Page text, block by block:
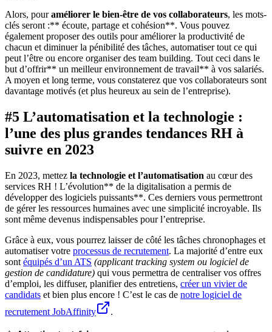
Alors, pouraméliorer le bien-être de vos collaborateurs, les mots-
clés seront :** écoute, partage et cohésion**. Vous pouvez
également proposer des outils pour améliorer la productivité de
chacun et diminuer la pénibilité des tâches, automatiser tout ce qui
peut l’être ou encore organiser des team building. Tout ceci dans le
but d’offrir** un meilleur environnement de travail** à vos salariés.
A moyen et long terme, vous constaterez que vos collaborateurs sont
davantage motivés (et plus heureux au sein de l’entreprise).
#5 L’automatisation et la technologie :
l’une des plus grandes tendances RH à
suivre en 2023
En 2023, mettez la technologie et l’automatisation au cœur des
services RH ! L’évolution** de la digitalisation a permis de
développer des logiciels puissants**. Ces derniers vous permettront
de gérer les ressources humaines avec une simplicité incroyable. Ils
sont même devenus indispensables pour l’entreprise.
Grâce à eux, vous pourrez laisser de côté les tâches chronophages et
automatiser votre processus de recrutement. La majorité d’entre eux
sont équipés d’un ATS (applicant tracking system ou logiciel de
gestion de candidature) qui vous permettra de centraliser vos offres
d’emploi, les diffuser, planifier des entretiens, créer un vivier de
candidats et bien plus encore ! C’est le cas de notre logiciel de
recrutement JobAffinity
.